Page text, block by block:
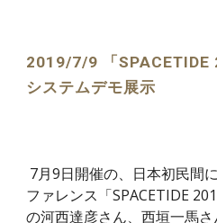
2019/7/9 「SPACETIDE
システムデモ展示
7月9日開催の、日本初民間
ファレンス「SPACETIDE
の河西達彦さん、西垣一馬